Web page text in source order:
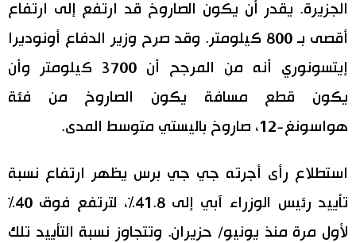
الجزيرة. يقدر أن يكون الصاروخ قد ارتفع إلى ارتفاع
أقصى بـ 800 كيلومتر. وقد صرح وزير الدفاع أونوديرا
إيتسونوري أنه من المرجح أن 3700 كيلومتر وأن
يكون قطع مسافة يكون الصاروخ من فئة
هواسونغ-12، صاروخ باليستي متوسط المدى.
استطلاع رأى أجرته جي جي برس يظهر ارتفاع نسبة
تأييد رئيس الوزراء آبي إلى 41.8%، لترتفع فوق 40%
لأول مرة منذ يونيو/ حزيران. وتتجاوز نسبة التأييد تلك